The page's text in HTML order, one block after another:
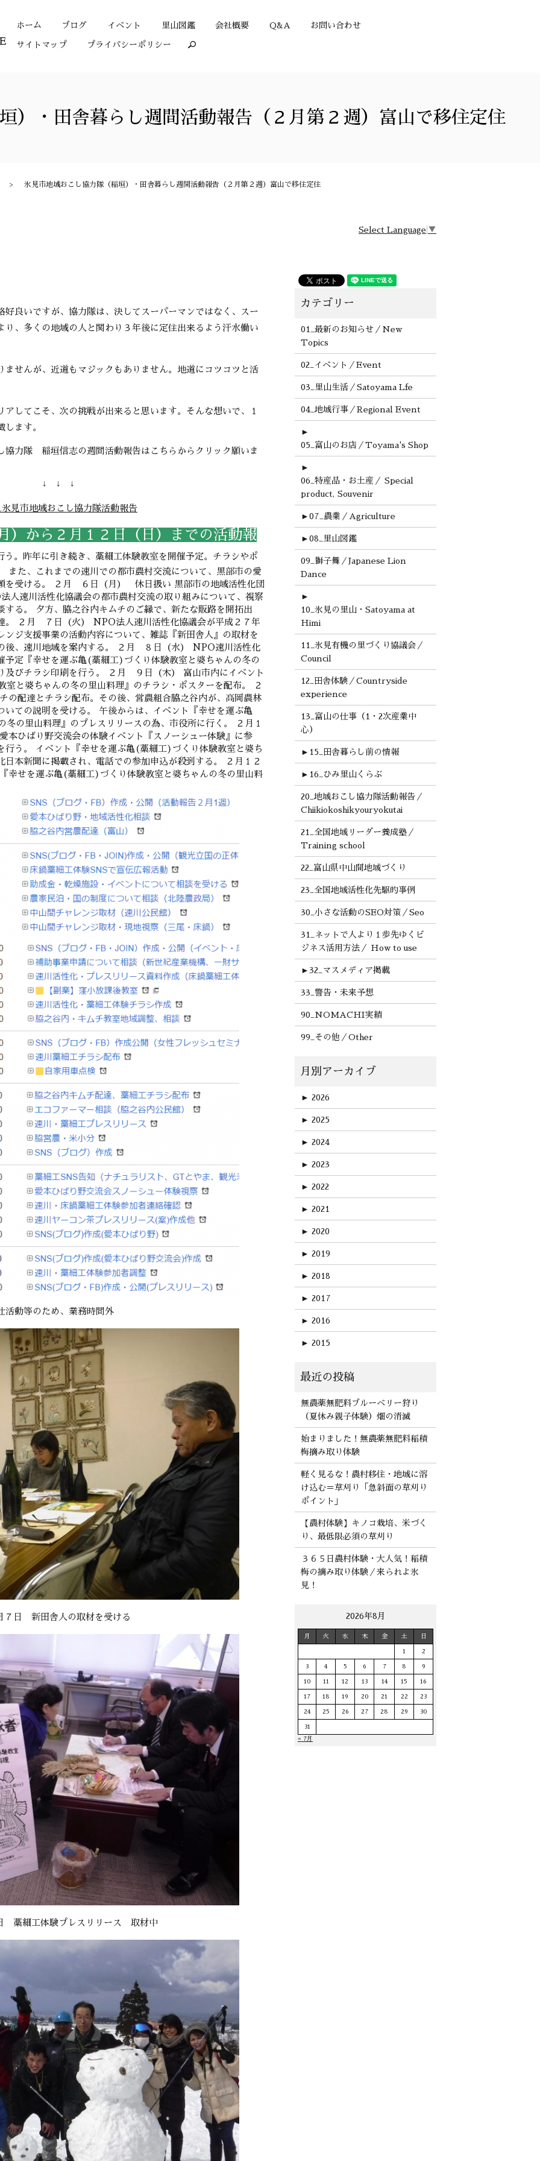
ホーム ブログ イベント 里山図鑑 会社概要 Q&A お問い合わせ
サイトマップ プライバシーポリシー search
）・田舎暮らし週間活動報告（２月第２週）富山で移住定住
氷見市地域おこし協力隊（稲垣）・田舎暮らし週間活動報告（２月第２週）富山で移住定住
Select Language ▼
良いですが、協力隊は、決してスーパーマンではなく、スー
り、多くの地域の人と関わり３年後に定住出来るよう汗水働い
せんが、近道もマジックもありません。地道にコツコツと活
してこそ、次の挑戦が出来ると思います。そんな想いで、１
ます。
力隊 稲垣信志の週間活動報告はこちらからクリック願いま
↓ ↓ ↓
氷見市地域おこし協力隊活動報告
）から２月１２日（日）までの活動報
。昨年に引き続き、藁細工体験教室を開催予定。チラシやポ
また、これまでの速川での都市農村交流について、黒部市の愛
を受ける。 ２月 ６日（月） 休日扱い 黒部市の地域活性化団
人速川活性化協議会の都市農村交流の取り組みについて、視察
する。 夕方、脇之谷内キムチのご縁で、新たな販路を開拓出
。 ２月 ７日（火） NPO法人速川活性化協議会が平成２７年
ジ支援事業の活動内容について、雑誌『新田舎人』の取材を
後、速川地域を案内する。 ２月 ８日（水） NPO速川活性化
予定『幸せを運ぶ亀(藁細工)づくり体験教室と婆ちゃんの冬の
及びチラシ印刷を行う。 ２月 ９日（木） 富山市内にイベント
と婆ちゃんの冬の里山料理』のチラシ・ポスターを配布。 ２
の配達とチラシ配布。その後、営農組合脇之谷内が、高岡農林
いての説明を受ける。 午後からは、イベント『幸せを運ぶ亀
の里山料理』のプレスリリースの為、市役所に行く。 ２月１
本ひばり野交流会の体験イベント『スノーシュー体験』に参
行う。 イベント『幸せを運ぶ亀(藁細工)づくり体験教室と婆ち
本新聞に掲載され、電話での参加申込が殺到する。 ２月１２
幸せを運ぶ亀(藁細工)づくり体験教室と婆ちゃんの冬の里山料
動等のため、業務時間外
７日 新田舎人の取材を受ける
藁細工体験プレスリリース 取材中
01_最新のお知らせ／New
Topics
02_イベント／Event
03_里山生活／Satoyama Lfe
04_地域行事／Regional Event
►
05_富山のお店／Toyama's Shop
►
06_特産品・お土産／ Special
product, Souvenir
► 07_農業／Agriculture
► 08_里山図鑑
09_獅子舞／Japanese Lion
Dance
►
10_氷見の里山・Satoyama at
Himi
11_氷見有機の里づくり協議会／
Council
12_田舎体験／Countryside
experience
13_富山の仕事（1・2次産業中
心）
► 15_田舎暮らし前の情報
► 16_ひみ里山くらぶ
20_地域おこし協力隊活動報告／
Chiikiokoshikyouryokutai
21_全国地域リーダー養成塾／
Training school
22_富山県中山間地域づくり
23_全国地域活性化先駆的事例
30_小さな活動のSEO対策／Seo
31_ネットで人より１歩先ゆくビ
ジネス活用方法／ How to use
► 32_マスメディア掲載
33_警告・未来予想
90_NOMACHI実績
99_その他／Other
► 2026
► 2025
► 2024
► 2023
► 2022
► 2021
► 2020
► 2019
► 2018
► 2017
► 2016
► 2015
無農薬無肥料ブルーベリー狩り
（夏休み親子体験）畑の消滅
始まりました！無農薬無肥料稲積
梅摘み取り体験
軽く見るな！農村移住・地域に溶
け込む＝草刈り「急斜面の草刈り
ポイント」
【農村体験】キノコ栽培、米づく
り、最低限必須の草刈り
３６５日農村体験・大人気！稲積
梅の摘み取り体験／来られよ氷
見！
2026年8月
月 火 水 木 金 土 日
1 2
3 4 5 6 7 8 9
10 11 12 13 14 15 16
17 18 19 20 21 22 23
24 25 26 27 28 29 30
31
« 7月